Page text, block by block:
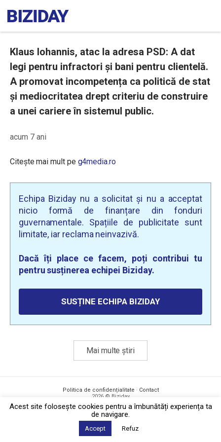
Klaus Iohannis, atac la adresa PSD: A dat
legi pentru infractori și bani pentru clientelă.
A promovat incompetența ca politică de stat
și mediocritatea drept criteriu de construire
a unei cariere în sistemul public.
acum 7 ani
Citește mai mult pe g4media.ro
Echipa Biziday nu a solicitat și nu a acceptat
nicio formă de finanțare din fonduri
guvernamentale. Spațiile de publicitate sunt
limitate, iar reclama neinvazivă.
Dacă îți place ce facem, poți contribui tu
pentru susținerea echipei Biziday.
SUSȚINE ECHIPA BIZIDAY
Mai multe știri
Politica de confidențialitate · Contact
2026 © Biziday
Acest site foloseşte cookies pentru a îmbunătăți experiența ta
de navigare.
Accept Refuz